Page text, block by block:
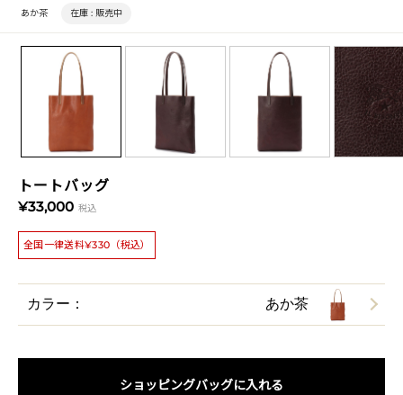
トートバッグ
¥33,000 税込
全国一律送料¥330（税込）
あか茶 在庫 : 販売中
カラー： あか茶
ショッピングバッグに入れる